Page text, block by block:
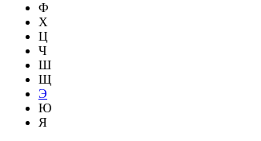
Ф
Х
Ц
Ч
Ш
Щ
Э
Ю
Я